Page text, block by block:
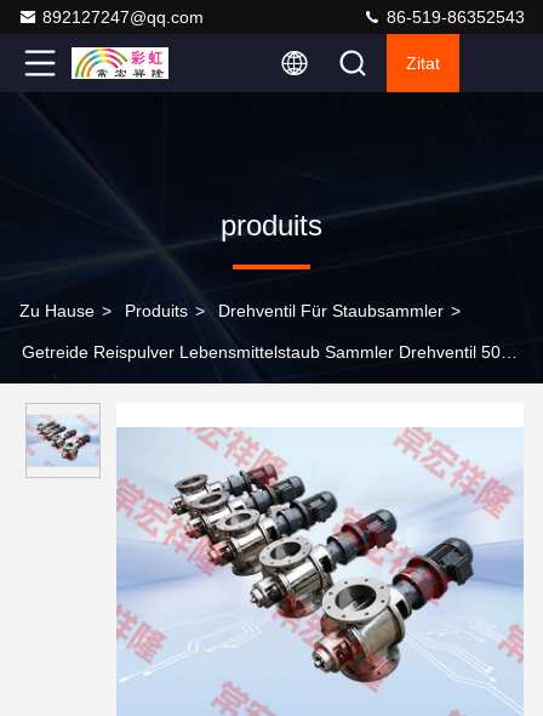
892127247@qq.com 86-519-86352543
Zitat
produits
Zu Hause > Produits > Drehventil Für Staubsammler >
Getreide Reispulver Lebensmittelstaub Sammler Drehventil 50Hz